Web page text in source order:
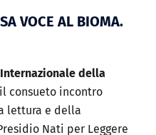
VOCE AL BIOMA.
della
consueto incontro
lettura e della
Nati per Leggere